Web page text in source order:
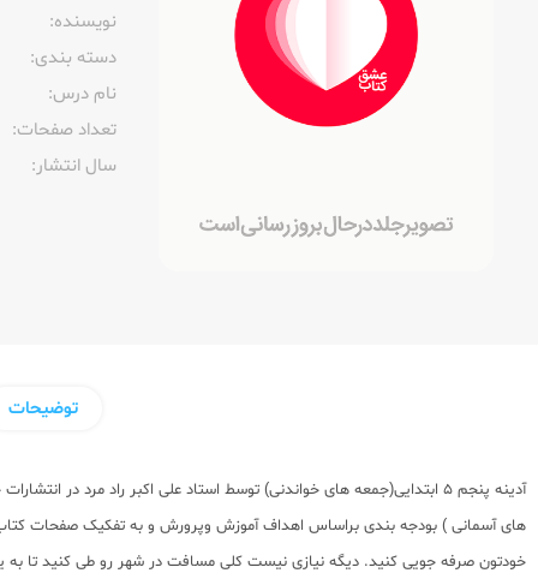
نویسنده:‌
دسته بندی:
نام درس:
تعداد صفحات:‌
سال انتشار:‌
توضیحات
خودتون صرفه جویی کنید. دیگه نیازی نیست کلی مسافت در شهر رو طی کنید تا به